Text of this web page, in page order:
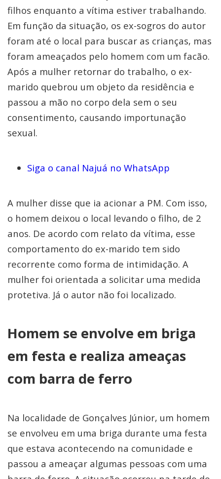
filhos enquanto a vítima estiver trabalhando.
Em função da situação, os ex-sogros do autor
foram até o local para buscar as crianças, mas
foram ameaçados pelo homem com um facão.
Após a mulher retornar do trabalho, o ex-
marido quebrou um objeto da residência e
passou a mão no corpo dela sem o seu
consentimento, causando importunação
sexual.
Siga o canal Najuá no WhatsApp
A mulher disse que ia acionar a PM. Com isso,
o homem deixou o local levando o filho, de 2
anos. De acordo com relato da vítima, esse
comportamento do ex-marido tem sido
recorrente como forma de intimidação. A
mulher foi orientada a solicitar uma medida
protetiva. Já o autor não foi localizado.
Homem se envolve em briga
em festa e realiza ameaças
com barra de ferro
Na localidade de Gonçalves Júnior, um homem
se envolveu em uma briga durante uma festa
que estava acontecendo na comunidade e
passou a ameaçar algumas pessoas com uma